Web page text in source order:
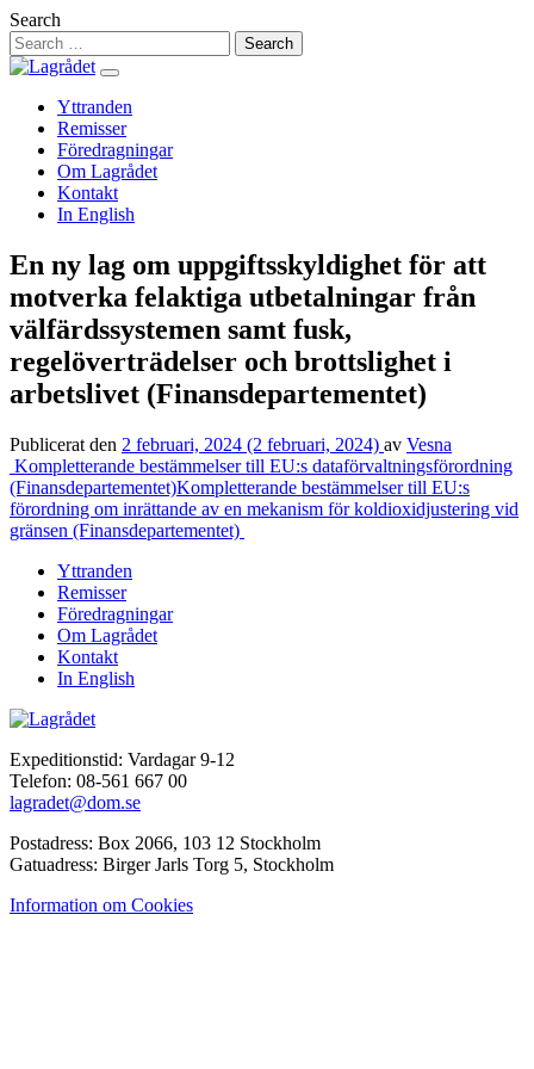
Hoppa
till
innehåll
Search
Yttranden
Remisser
Föredragningar
Om Lagrådet
Kontakt
In English
En ny lag om uppgiftsskyldighet för att
motverka felaktiga utbetalningar från
välfärdssystemen samt fusk,
regelöverträdelser och brottslighet i
arbetslivet (Finansdepartementet)
Publicerat den 2 februari, 2024 (2 februari, 2024) av Vesna
Inläggsnavigering
Kompletterande bestämmelser till EU:s dataförvaltningsförordning
(Finansdepartementet)Kompletterande bestämmelser till EU:s
förordning om inrättande av en mekanism för koldioxidjustering vid
gränsen (Finansdepartementet)
Yttranden
Remisser
Föredragningar
Om Lagrådet
Kontakt
In English
Expeditionstid: Vardagar 9-12
Telefon: 08-561 667 00
lagradet@dom.se
Postadress: Box 2066, 103 12 Stockholm
Gatuadress: Birger Jarls Torg 5, Stockholm
Information om Cookies